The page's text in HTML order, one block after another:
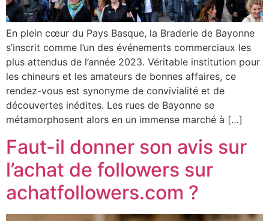
En plein cœur du Pays Basque, la Braderie de Bayonne
s’inscrit comme l’un des événements commerciaux les
plus attendus de l’année 2023. Véritable institution pour
les chineurs et les amateurs de bonnes affaires, ce
rendez-vous est synonyme de convivialité et de
découvertes inédites. Les rues de Bayonne se
métamorphosent alors en un immense marché à […]
Faut-il donner son avis sur
l’achat de followers sur
achatfollowers.com ?